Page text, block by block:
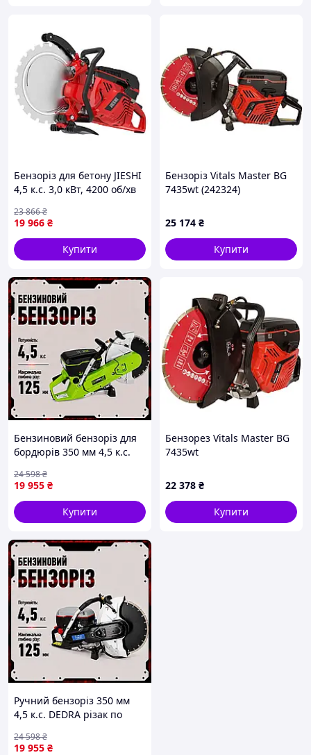
Бензоріз для бетону JIESHI
4,5 к.с. 3,0 кВт, 4200 об/хв
будівельних робіт
19 966 ₴
23 866₴
Купити
Бензоріз Vitals Master BG
7435wt (242324)
25 174 ₴
Купити
Бензиновий бензоріз для
бордюрів 350 мм 4,5 к.с.
по бетону
19 955 ₴
24 598₴
Купити
Бензорез Vitals Master BG
7435wt
22 378 ₴
Купити
Ручний бензоріз 350 мм
4,5 к.с. DEDRA різак по
ручний різак по бетону
19 955 ₴
24 598₴